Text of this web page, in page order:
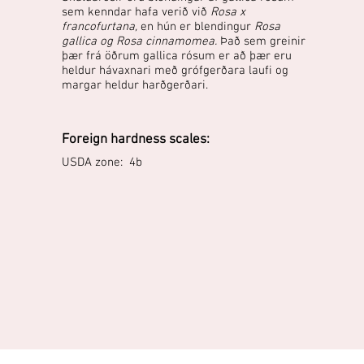
sem kenndar hafa verið við Rosa x
francofurtana, en hún er blendingur Rosa
gallica og Rosa cinnamomea. Það sem greinir
þær frá öðrum gallica rósum er að þær eru
heldur hávaxnari með grófgerðara laufi og
margar heldur harðgerðari.
Foreign hardness scales:
USDA zone: 4b